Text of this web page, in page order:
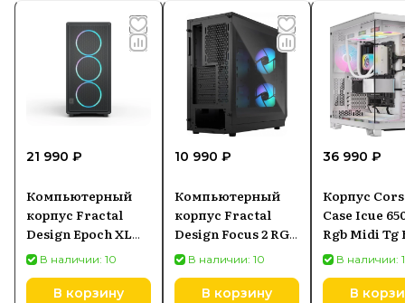
21 990 ₽
Компьютерный
корпус Fractal
Design Epoch XL
Black TG RGB
(2A0706X)
В наличии: 10
В корзину
10 990 ₽
Компьютерный
корпус Fractal
Design Focus 2 RGB
Черный (FD-
CFOC2-A03)
В наличии: 10
В корзину
36 990 ₽
Корпус
Case Icue
Rgb Midi Tg
В наличии:
В